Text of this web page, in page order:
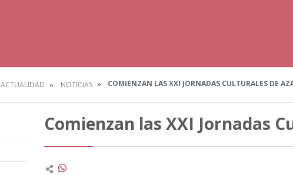
ACTUALIDAD NOTICIAS COMIENZAN LAS XXI JORNADAS CULTURALES DE
Comienzan las XXI Jornadas